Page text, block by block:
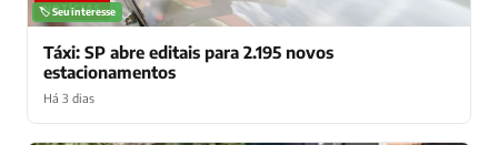
NOTÍCIAS
🏷️ Seu interesse
Táxi: SP abre editais para 2.195 novos
estacionamentos
Há 3 dias